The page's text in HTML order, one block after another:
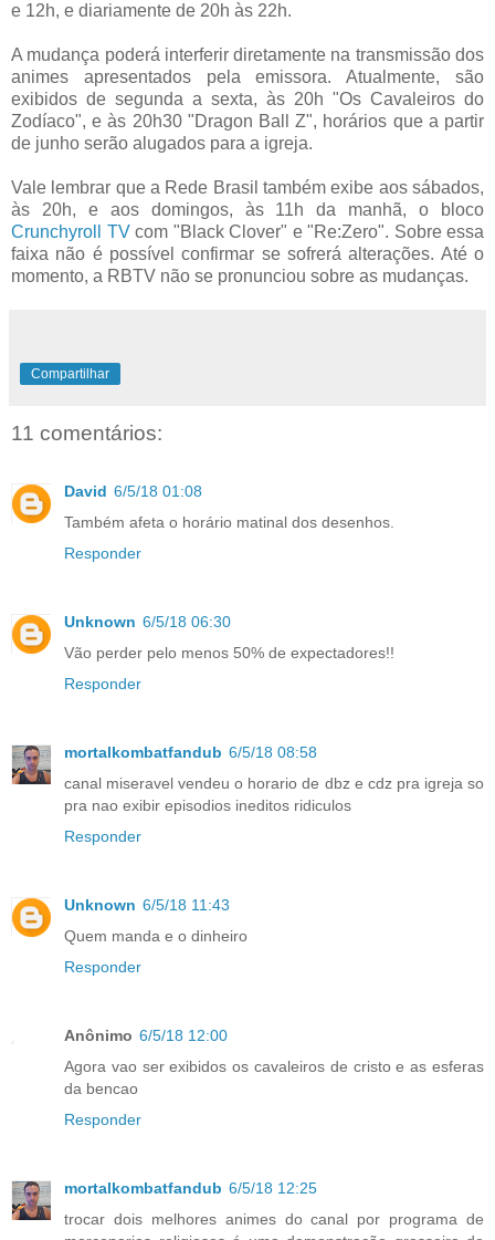
e 12h, e diariamente de 20h às 22h.
A mudança poderá interferir diretamente na transmissão dos
animes apresentados pela emissora. Atualmente, são
exibidos de segunda a sexta, às 20h "Os Cavaleiros do
Zodíaco", e às 20h30 "Dragon Ball Z", horários que a partir
de junho serão alugados para a igreja.
Vale lembrar que a Rede Brasil também exibe aos sábados,
às 20h, e aos domingos, às 11h da manhã, o bloco
Crunchyroll TVcom "Black Clover" e "Re:Zero". Sobre essa
faixa não é possível confirmar se sofrerá alterações. Até o
momento, a RBTV não se pronunciou sobre as mudanças.
Compartilhar
11 comentários:
David 6/5/18 01:08
Também afeta o horário matinal dos desenhos.
Responder
Unknown 6/5/18 06:30
Vão perder pelo menos 50% de expectadores!!
Responder
mortalkombatfandub 6/5/18 08:58
canal miseravel vendeu o horario de dbz e cdz pra igreja so
pra nao exibir episodios ineditos ridiculos
Responder
Unknown 6/5/18 11:43
Quem manda e o dinheiro
Responder
Anônimo 6/5/18 12:00
Agora vao ser exibidos os cavaleiros de cristo e as esferas
da bencao
Responder
mortalkombatfandub 6/5/18 12:25
trocar dois melhores animes do canal por programa de